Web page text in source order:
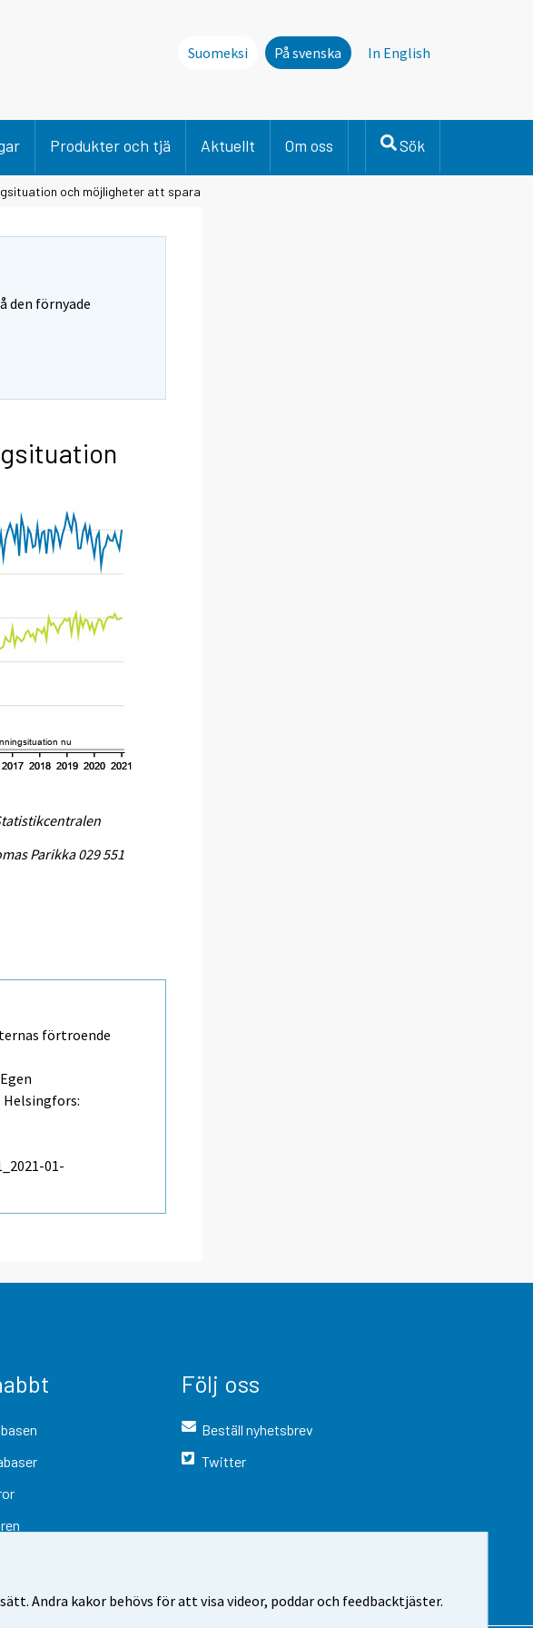
Andra kakor behövs för att visa videor, poddar och feedbacktjäster.
Suomeksi På svenska In English
Produkter och tjä Aktuellt Om oss Sök
och möjligheter att spara
den förnyade
Parikka 029 551
förtroende
01-
Följ oss
Beställ nyhetsbrev
Twitter